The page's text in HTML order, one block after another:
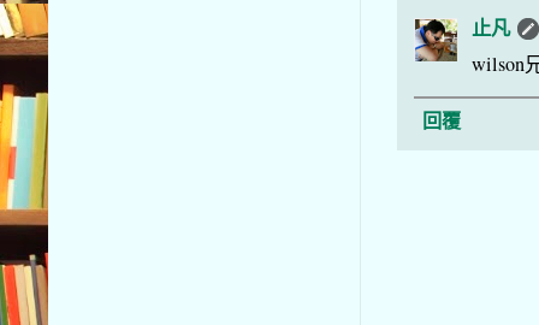
止凡
wilson
回覆